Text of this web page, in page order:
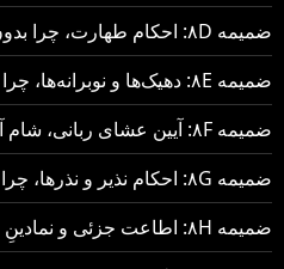
ضمیمه ۸D: احکام طهارت، چرا بدون معبد قابل اجرا نیستند
ضمیمه ۸E: دهیک‌ها و نوبرانه‌ها، چرا امروز قابل اجرا نیستند
ضمیمه ۸F: آیین عشای ربانی، شام آخرِ عیسی عید فِصَح بود
ضمیمه ۸G: احکام نذیر و نذرها، چرا امروز قابل اجرا نیستند
ضمیمه ۸H: اطاعت جزئی و نمادینِ مرتبط با معبد